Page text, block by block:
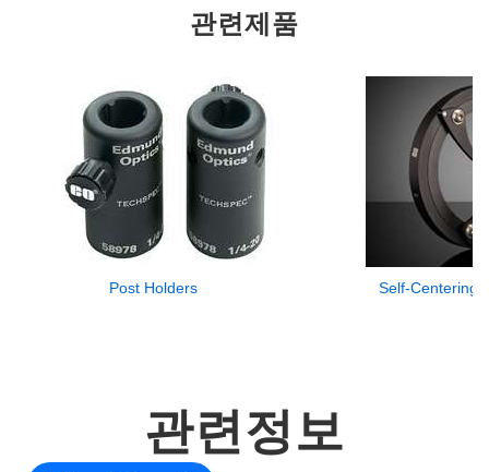
관련제품
Post Holders Self-Centering
관련정보